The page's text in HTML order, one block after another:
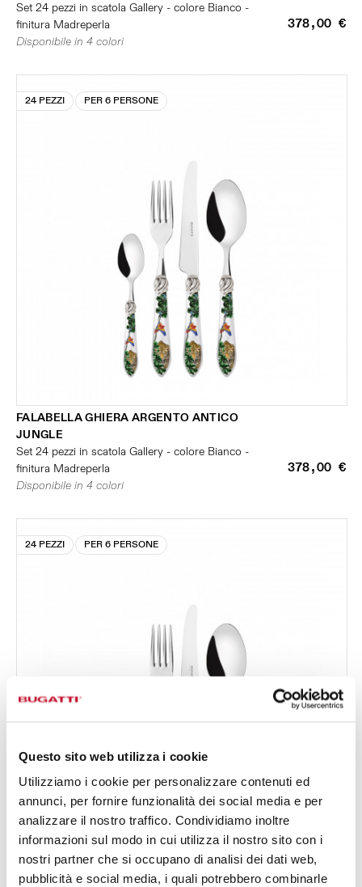
Questo sito web utilizza i cookie
Utilizziamo i cookie per personalizzare contenuti ed
annunci, per fornire funzionalità dei social media e per
analizzare il nostro traffico. Condividiamo inoltre
informazioni sul modo in cui utilizza il nostro sito con i
nostri partner che si occupano di analisi dei dati web,
pubblicità e social media, i quali potrebbero combinarle
Set 24 pezzi in scatola Gallery - colore Bianco -
finitura Madreperla
378,00 €
Disponibile in 4 colori
24 PEZZI PER 6 PERSONE
FALABELLA GHIERA ARGENTO ANTICO
JUNGLE
Set 24 pezzi in scatola Gallery - colore Bianco -
finitura Madreperla
378,00 €
Disponibile in 4 colori
24 PEZZI PER 6 PERSONE
FALABELLA GHIERA ARGENTO ANTICO
JUNGLE